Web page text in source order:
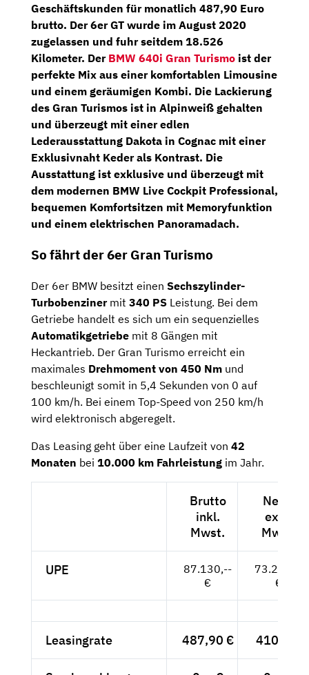
Geschäftskunden für monatlich 487,90 Euro
brutto. Der 6er GT wurde im August 2020
zugelassen und fuhr seitdem 18.526
Kilometer. Der BMW 640i Gran Turismo ist der
perfekte Mix aus einer komfortablen Limousine
und einem geräumigen Kombi. Die Lackierung
des Gran Turismos ist in Alpinweiß gehalten
und überzeugt mit einer edlen
Lederausstattung Dakota in Cognac mit einer
Exklusivnaht Keder als Kontrast. Die
Ausstattung ist exklusive und überzeugt mit
dem modernen BMW Live Cockpit Professional,
bequemen Komfortsitzen mit Memoryfunktion
und einem elektrischen Panoramadach.
So fährt der 6er Gran Turismo
Der 6er BMW besitzt einen Sechszylinder-
Turbobenzinermit 340 PS Leistung. Bei dem
Getriebe handelt es sich um ein sequenzielles
Automatikgetriebe mit 8 Gängen mit
Heckantrieb. Der Gran Turismo erreicht ein
maximales Drehmoment von 450 Nm und
beschleunigt somit in 5,4 Sekunden von 0 auf
100 km/h. Bei einem Top-Speed von 250 km/h
wird elektronisch abgeregelt.
Das Leasing geht über eine Laufzeit von 42
Monaten bei 10.000 km Fahrleistung im Jahr.
Brutto
inkl.
Mwst.
Netto
exkl.
Mwst.
UPE
87.130,--
€
73.218,--
€
Leasingrate 487,90 € 410,-- €